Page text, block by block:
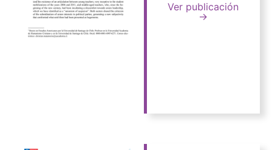
Ver publicación
→